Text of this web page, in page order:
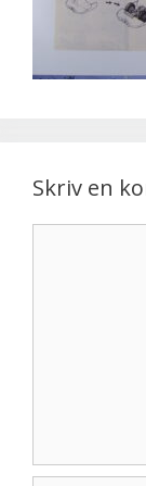
Skriv en